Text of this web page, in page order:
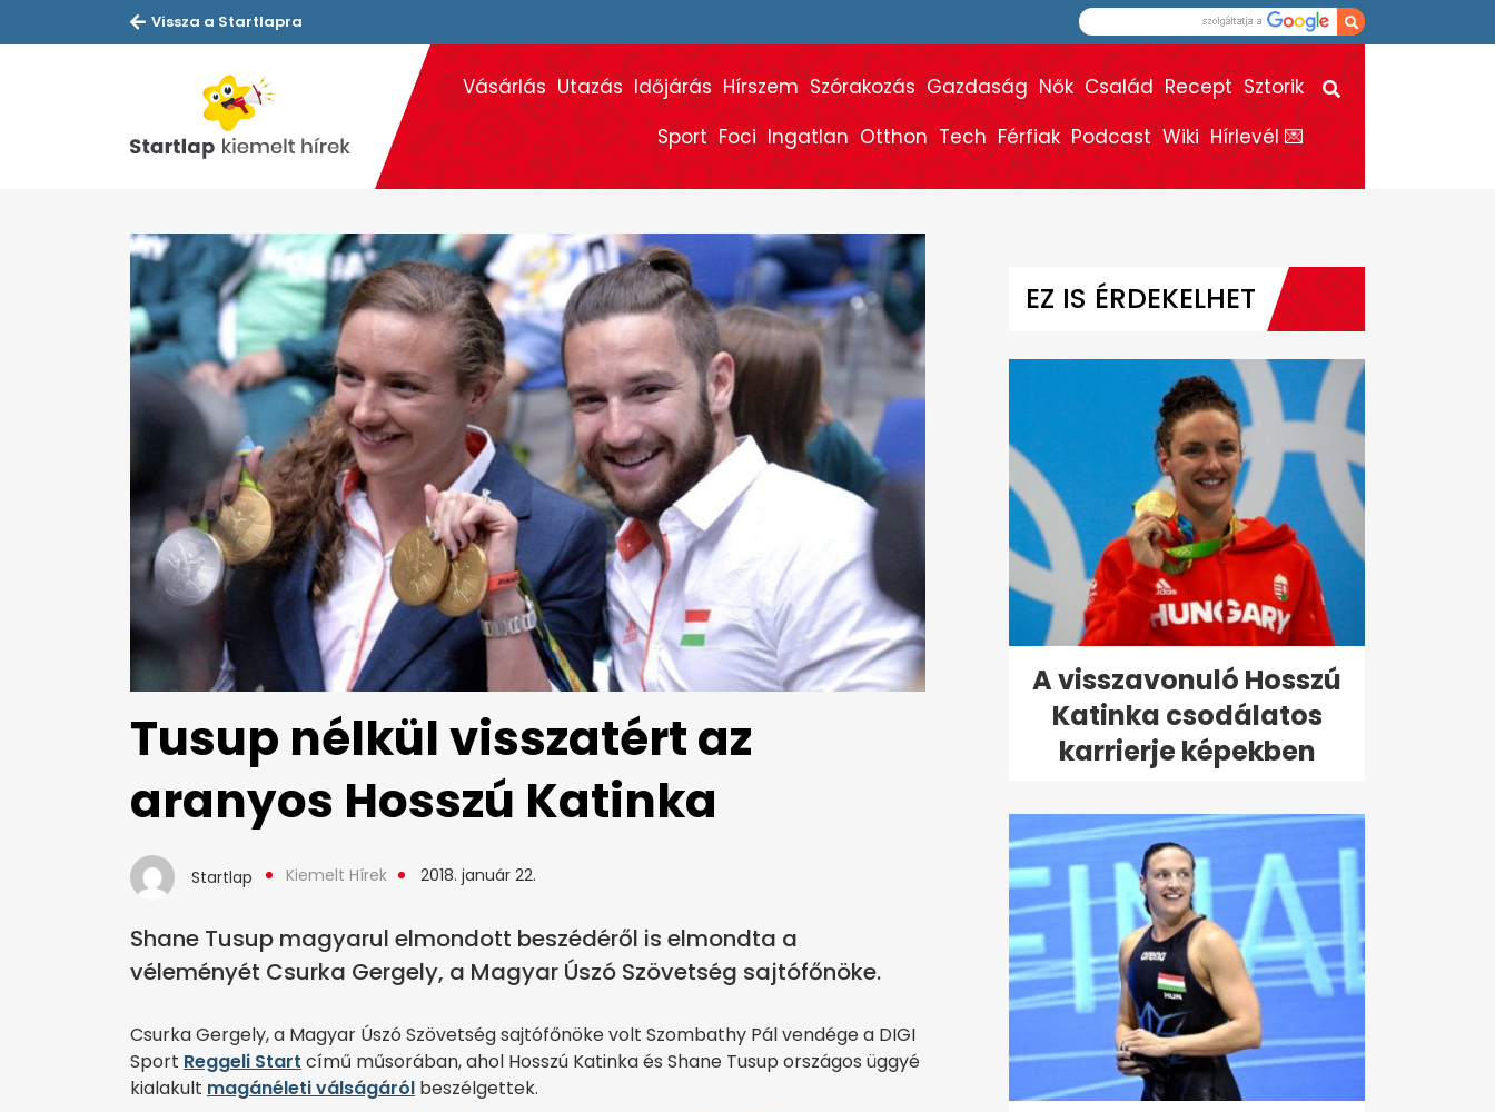
Vissza a Startlapra
Vásárlás Utazás Időjárás Hírszem Szórakozás Gazdaság Nők Család Recept Sztorik
Sport Foci Ingatlan Otthon Tech Férfiak Podcast Wiki Hírlevél 💌
Tusup nélkül visszatért az
aranyos Hosszú Katinka
Startlap Kiemelt Hírek 2018. január 22.
Shane Tusup magyarul elmondott beszédéről is elmondta a
véleményét Csurka Gergely, a Magyar Úszó Szövetség sajtófőnöke.
Csurka Gergely, a Magyar Úszó Szövetség sajtófőnöke volt Szombathy Pál vendége a DIGI
Sport Reggeli Start című műsorában, ahol Hosszú Katinka és Shane Tusup országos üggyé
kialakult magánéleti válságáról beszélgettek.
EZ IS ÉRDEKELHET
A visszavonuló Hosszú
Katinka csodálatos
karrierje képekben